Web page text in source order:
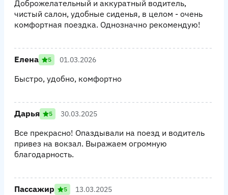
Доброжелательный и аккуратный водитель,
чистый салон, удобные сиденья, в целом - очень
комфортная поездка. Однозначно рекомендую!
Елена 5 01.03.2026
Быстро, удобно, комфортно
Дарья 5 30.03.2025
Все прекрасно! Опаздывали на поезд и водитель
привез на вокзал. Выражаем огромную
благодарность.
Пассажир 5 13.03.2025